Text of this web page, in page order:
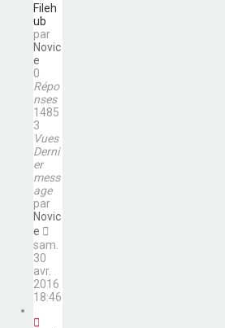
Fileh
ub
par
Novic
e
0
Répo
nses
1485
3
Vues
Derni
er
mess
age
par
Novic
e
sam.
30
avr.
2016
18:46